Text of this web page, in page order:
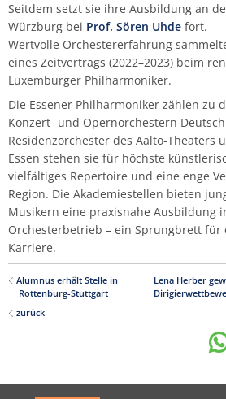
Seitdem setzt sie ihre Ausbildung an
Würzburg bei Prof. Sören Uhde fort.
Wertvolle Orchestererfahrung
eines Zeitvertrags (2022–2023) beim
Luxemburger Philharmoniker.
Die Essener Philharmoniker zählen zu
Konzert- und Opernorchestern
Residenzorchester des Aalto-Theaters
Essen stehen sie für höchste
vielfältiges Repertoire und eine enge
Region. Die Akademiestellen bieten
Musikern eine praxisnahe Ausbildung
Orchesterbetrieb – ein Sprungbrett für
Karriere.
Alumnus erhält Stelle in
Rottenburg-Stuttgart
Lena Herber
zurück
Liedgestaltung
Musiktheaterkorrepetition
Musiktheorie
Orchesterleitung
Percussion
Streichinstrumente
Master of Music in Performance and
Gertrud Then
Günther Wich
Johannes Wolf
Fachgruppe
Musikwissenschaft/Musikermedizin
Fachgruppe Musikpädagogik Lehramt
Fachgruppe Streichinstrumente